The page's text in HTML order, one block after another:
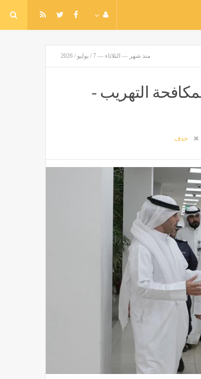
منذ شهر — الثلاثاء — 7 / يوليو / 2026
التهريب -
حذف